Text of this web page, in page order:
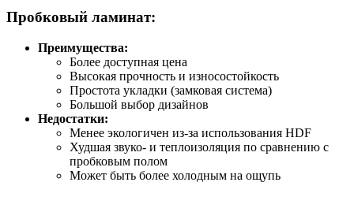
Пробковый ламинат:
Преимущества:
Более доступная цена
Высокая прочность и износостойкость
Простота укладки (замковая система)
Большой выбор дизайнов
Недостатки:
Менее экологичен из-за использования HDF
Худшая звуко- и теплоизоляция по сравнению с
пробковым полом
Может быть более холодным на ощупь